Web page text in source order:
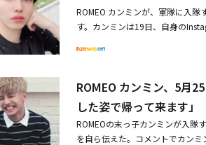
ームがあり、楽曲はもちろん、
ました。「Adore U」「万歳」「
ヒットを記録。13人組という大
から中国の主要都市で単独ツア
で正式デビューを果たした
ーケースに応援に駆け付けたこ
t」にも出演した経験があります
べきかとも考えました。その時
ストロット』が大好きで、出演
きるということだけ考えました
に感動を与えた。彼は「本当に
ら絶対に上がりたかったのです
られたと思って涙が出ました」と
ル番組への出演経験があっただけ
ROMEO カンミンが、軍隊に入
す。カンミンは19日、自身の
ROMEO カンミン、5月
した姿で帰って来ます」
ROMEOの末っ子カンミンが入隊
を自ら伝えた。コメントでカン